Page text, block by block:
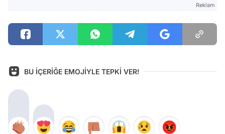
Reklam
BU İÇERİĞE EMOJİYLE TEPKİ VER!